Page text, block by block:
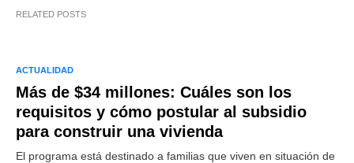
RELATED POSTS
ACTUALIDAD
Más de $34 millones: Cuáles son los
requisitos y cómo postular al subsidio
para construir una vivienda
El programa está destinado a familias que viven en situación de